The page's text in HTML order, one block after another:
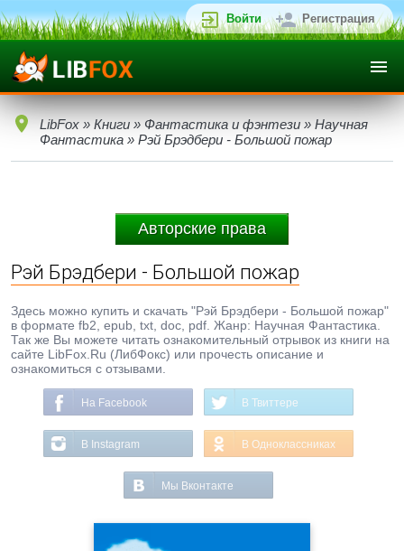
Войти Регистрация
LibFox » Книги » Фантастика и фэнтези » Научная
Фантастика » Рэй Брэдбери - Большой пожар
Авторские права
Рэй Брэдбери - Большой пожар
Здесь можно купить и скачать "Рэй Брэдбери - Большой пожар"
в формате fb2, epub, txt, doc, pdf. Жанр: Научная Фантастика.
Так же Вы можете читать ознакомительный отрывок из книги на
сайте LibFox.Ru (ЛибФокс) или прочесть описание и
ознакомиться с отзывами.
На Facebook В Твиттере
В Instagram В Одноклассниках
Мы Вконтакте